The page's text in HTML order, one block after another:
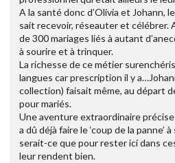
A la santé donc d’Olivia et Johann,
sait recevoir, réseauter et célébrer.
de 300 mariages liés à autant
à sourire et à trinquer.
La richesse de ce métier
langues car prescription il y
collection) faisait même, au départ
pour mariés.
Une aventure extraordinaire
a dû déjà faire le ‘coup de la panne’
serait-ce que pour rester ici dans
leur rendent bien.